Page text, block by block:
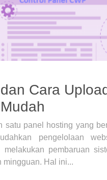
Cara
satu panel hosting yang
pengelolaan
pembaruan
mingguan. Hal ini...